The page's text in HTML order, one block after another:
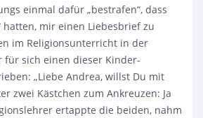
einmal dafür „bestrafen“, dass
hatten, mir einen Liebesbrief zu
im Religionsunterricht in der
für sich einen dieser Kinder-
„Liebe Andrea, willst Du mit
zwei Kästchen zum Ankreuzen: Ja
ertappte die beiden, nahm